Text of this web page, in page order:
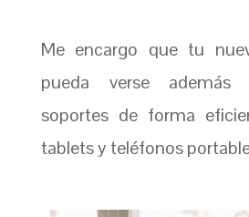
Me encargo que tu
pueda verse además
soportes de forma
tablets y teléfonos